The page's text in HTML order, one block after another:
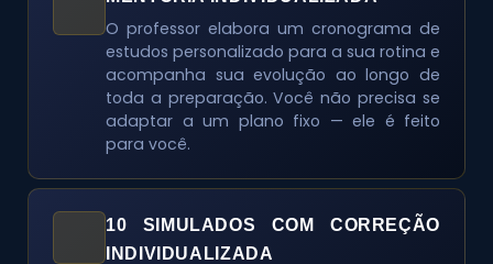
O professor elabora um cronograma de
estudos personalizado para a sua rotina e
acompanha sua evolução ao longo de
toda a preparação. Você não precisa se
adaptar a um plano fixo — ele é feito
para você.
10 SIMULADOS COM CORREÇÃO
INDIVIDUALIZADA